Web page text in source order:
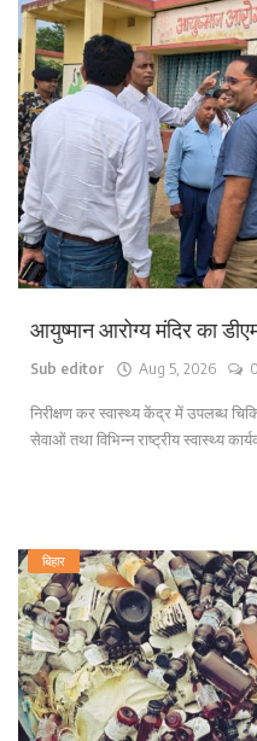
कृषि
मूवी मसाला
लाइफ स्टाइल
पर्यटन
धर्म
अन्य
आयुष्मान आरोग्य मंदिर का
Sub editor Aug 5, 2026 0
निरीक्षण कर स्वास्थ्य केंद्र में उपलब्ध
सेवाओं तथा विभिन्न राष्ट्रीय स्वास्थ्य
बिहार